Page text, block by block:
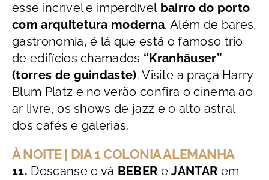
esse incrível e imperdívelbairro do porto
com arquitetura moderna. Além de bares,
gastronomia, é lá que está o famoso trio
de edifícios chamados “Kranhäuser”
(torres de guindaste). Visite a praça Harry
Blum Platz e no verão confira o cinema ao
ar livre, os shows de jazz e o alto astral
dos cafés e galerias.
À NOITE | DIA 1 COLONIA ALEMANHA
11. Descanse e vá BEBER eJANTAR em